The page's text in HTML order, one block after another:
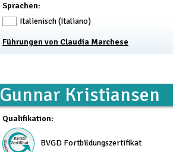
Sprachen:
Italienisch (Italiano)
Führungen von Claudia Marchese
Gunnar Kristiansen
Qualifikation:
BVGD Fortbildungszertifikat